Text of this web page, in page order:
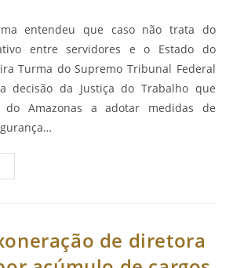
post:
entendeu que caso não trata do
entre servidores e o Estado do
Turma do Supremo Tribunal Federal
decisão da Justiça do Trabalho que
do Amazonas a adotar medidas de
de diretora